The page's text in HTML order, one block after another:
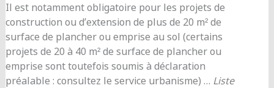
Il est notamment obligatoire pour les projets de
construction ou d’extension de plus de 20 m² de
surface de plancher ou emprise au sol (certains
projets de 20 à 40 m² de surface de plancher ou
emprise sont toutefois soumis à déclaration
préalable : consultez le service urbanisme) … Liste